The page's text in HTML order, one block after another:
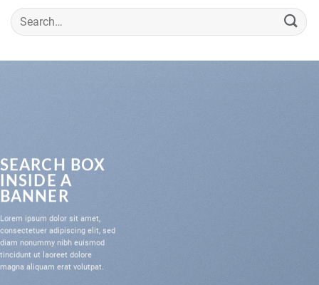
SEARCH BOX
INSIDE A
BANNER
Lorem ipsum dolor sit amet,
consectetuer adipiscing elit, sed
diam nonummy nibh euismod
tincidunt ut laoreet dolore
magna aliquam erat volutpat.